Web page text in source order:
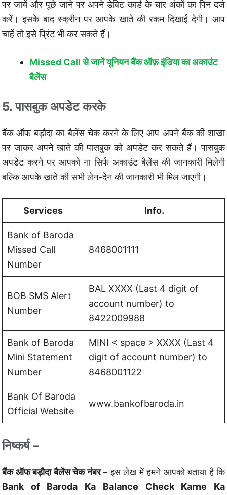
पर जायें और पूछे जाने पर अपने डेबिट कार्ड के चार अंकों का पिन दर्ज
करें। इसके बाद स्क्रीन पर आपके खाते की रकम दिखाई देगी। आप
चाहें तो इसे प्रिंट भी कर सकते हैं।
Missed Call से जानें यूनियन बैंक ऑफ़ इंडिया का अकाउंट
बैलेंस
5. पासबुक अपडेट करके
बैंक ऑफ बड़ौदा का बैलेंस चेक करने के लिए आप अपने बैंक की शाखा
पर जाकर अपने खाते की पासबुक को अपडेट कर सकते हैं। पासबुक
अपडेट करने पर आपको ना सिर्फ अकाउंट बैलेंस की जानकारी मिलेगी
बल्कि आपके खाते की सभी लेन-देन की जानकारी भी मिल जाएगी।
Services Info.
Bank of Baroda
Missed Call
Number
8468001111
BOB SMS Alert
Number
BAL XXXX (Last 4 digit of
account number) to
8422009988
Bank of Baroda
Mini Statement
Number
MINI < space > XXXX (Last 4
digit of account number) to
8468001122
Bank Of Baroda
Official Website
www.bankofbaroda.in
निष्कर्ष –
बैंक ऑफ बड़ौदा बैलेंस चेक नंबर– इस लेख में हमने आपको बताया है कि
Bank of Baroda Ka Balance Check Karne Ka